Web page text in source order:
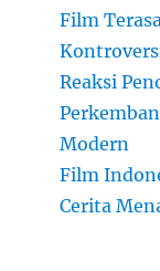
Film
Reaksi
Modern
Film
Cerita